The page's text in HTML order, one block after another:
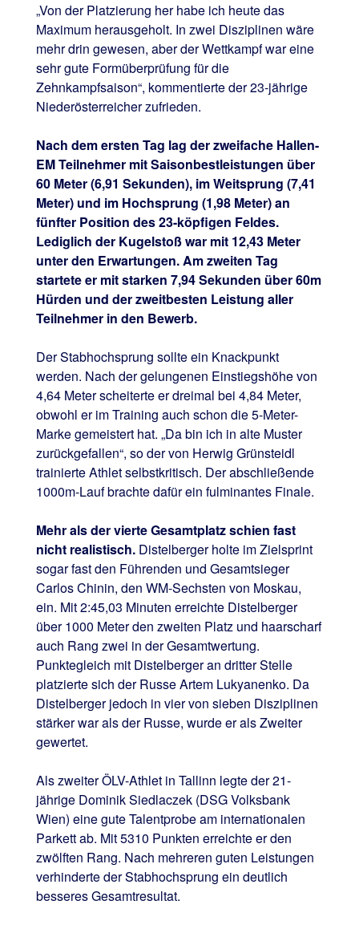
„Von der Platzierung her habe ich heute das
Maximum herausgeholt. In zwei Disziplinen wäre
mehr drin gewesen, aber der Wettkampf war eine
sehr gute Formüberprüfung für die
Zehnkampfsaison“, kommentierte der 23-jährige
Niederösterreicher zufrieden.
Nach dem ersten Tag lag der zweifache Hallen-
EM Teilnehmer mit Saisonbestleistungen über
60 Meter (6,91 Sekunden), im Weitsprung (7,41
Meter) und im Hochsprung (1,98 Meter) an
fünfter Position des 23-köpfigen Feldes.
Lediglich der Kugelstoß war mit 12,43 Meter
unter den Erwartungen. Am zweiten Tag
startete er mit starken 7,94 Sekunden über 60m
Hürden und der zweitbesten Leistung aller
Teilnehmer in den Bewerb.
Der Stabhochsprung sollte ein Knackpunkt
werden. Nach der gelungenen Einstiegshöhe von
4,64 Meter scheiterte er dreimal bei 4,84 Meter,
obwohl er im Training auch schon die 5-Meter-
Marke gemeistert hat. „Da bin ich in alte Muster
zurückgefallen“, so der von Herwig Grünsteidl
trainierte Athlet selbstkritisch. Der abschließende
1000m-Lauf brachte dafür ein fulminantes Finale.
Mehr als der vierte Gesamtplatz schien fast
nicht realistisch.Distelberger holte im Zielsprint
sogar fast den Führenden und Gesamtsieger
Carlos Chinin, den WM-Sechsten von Moskau,
ein. Mit 2:45,03 Minuten erreichte Distelberger
über 1000 Meter den zweiten Platz und haarscharf
auch Rang zwei in der Gesamtwertung.
Punktegleich mit Distelberger an dritter Stelle
platzierte sich der Russe Artem Lukyanenko. Da
Distelberger jedoch in vier von sieben Disziplinen
stärker war als der Russe, wurde er als Zweiter
gewertet.
Als zweiter ÖLV-Athlet in Tallinn legte der 21-
jährige Dominik Siedlaczek (DSG Volksbank
Wien) eine gute Talentprobe am internationalen
Parkett ab. Mit 5310 Punkten erreichte er den
zwölften Rang. Nach mehreren guten Leistungen
verhinderte der Stabhochsprung ein deutlich
besseres Gesamtresultat.